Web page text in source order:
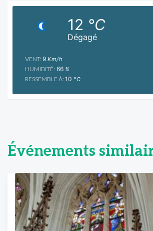
Dégagé
12 °C
VENT: 9 Km/h
HUMIDITÉ: 66 %
RESSEMBLE À: 10 °C
Événements